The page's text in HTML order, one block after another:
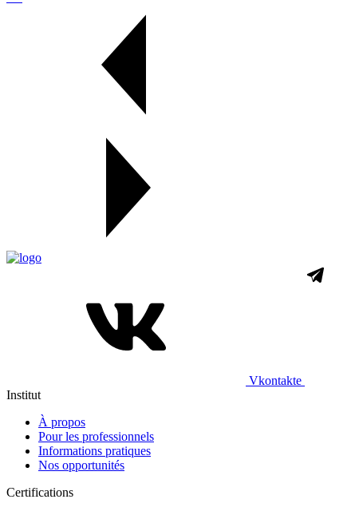
Vkontakte
Institut
À propos
Pour les professionnels
Informations pratiques
Nos opportunités
Certifications